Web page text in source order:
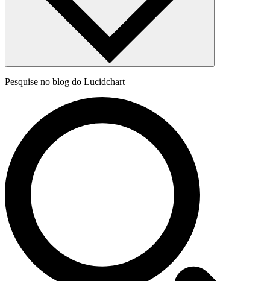
Pesquise no blog do Lucidchart